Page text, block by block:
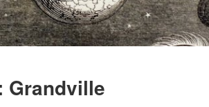
Grandville